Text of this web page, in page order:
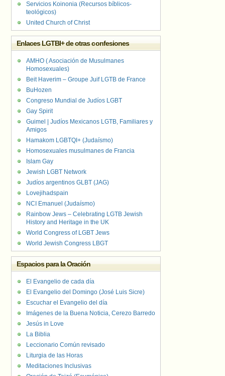
Servicios Koinonia (Recursos bíblicos-
teológicos)
United Church of Christ
Enlaces LGTBI+ de otras confesiones
AMHO ( Asociación de Musulmanes
Homosexuales)
Beit Haverim – Groupe Juif LGTB de France
BuHozen
Congreso Mundial de Judíos LGBT
Gay Spirit
Guimel | Judíos Mexicanos LGTB, Familiares y
Amigos
Hamakom LGBTQI+ (Judaísmo)
Homosexuales musulmanes de Francia
Islam Gay
Jewish LGBT Network
Judíos argentinos GLBT (JAG)
Lovejihadspain
NCI Emanuel (Judaísmo)
Rainbow Jews – Celebrating LGTB Jewish
History and Heritage in the UK
World Congress of LGBT Jews
World Jewish Congress LBGT
Espacios para la Oración
El Evangelio de cada día
El Evangelio del Domingo (José Luis Sicre)
Escuchar el Evangelio del día
Imágenes de la Buena Noticia, Cerezo Barredo
Jesús in Love
La Biblia
Leccionario Común revisado
Liturgia de las Horas
Meditaciones Inclusivas